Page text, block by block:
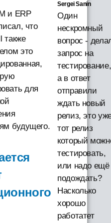
и ERP
что
также
это
для
будущего.
Sergei Sanin
Один
нескромный
вопрос -
запрос на
тестирование,
а в ответ
отправили
ждать новый
релиз, это
тот релиз
который
тестировать,
или надо ещё
подождать?
Насколько
хорошо
работатет